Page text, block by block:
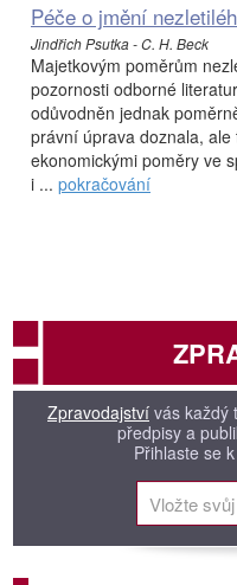
Péče o jmění
Jindřich Psutka - C. H. Beck
Majetkovým poměrům
pozornosti odborné
odůvodněn jednak
právní úprava doznala,
ekonomickými poměry ve
i ... pokračování
Zpravodajství vás každý
předpisy a
Přihlaste se